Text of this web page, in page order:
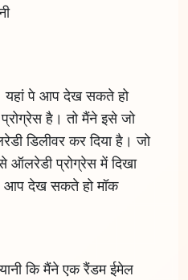
यहां पे आप देख सकते हो
है। तो मैंने इसे जो
डिलीवर कर दिया है। जो
प्रोग्रेस में दिखा
आप देख सकते हो मॉक
कि मैंने एक रैंडम ईमेल